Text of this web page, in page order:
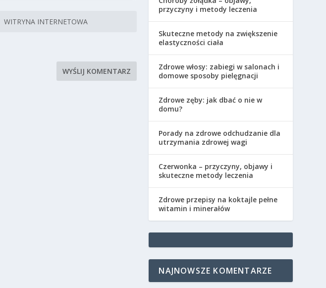
przyczyny i metody leczenia
Skuteczne metody na zwiększenie
elastyczności ciała
Zdrowe włosy: zabiegi w salonach i
domowe sposoby pielęgnacji
Zdrowe zęby: jak dbać o nie w
domu?
Porady na zdrowe odchudzanie dla
utrzymania zdrowej wagi
Czerwonka – przyczyny, objawy i
skuteczne metody leczenia
Zdrowe przepisy na koktajle pełne
witamin i minerałów
NAJNOWSZE KOMENTARZE